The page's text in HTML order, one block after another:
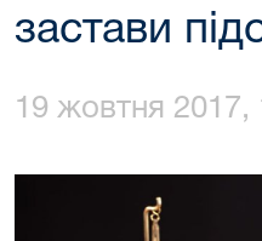
застави
19 жовтня 2017,